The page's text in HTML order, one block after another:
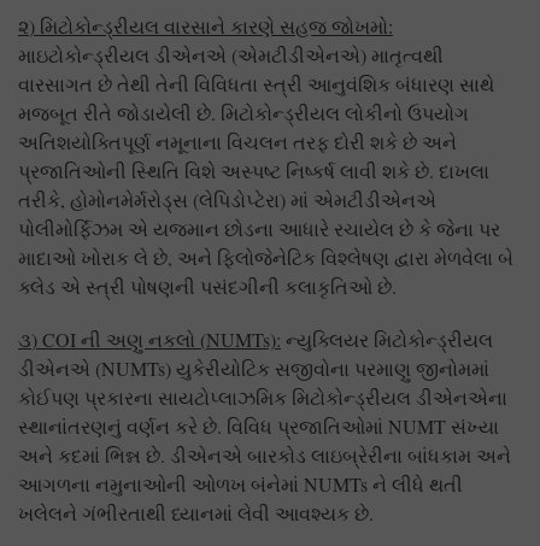
૨) મિટોકોન્ડ્રીયલ વારસાને કારણે સહજ જોખમો:
માઇટોકોન્ડ્રીયલ ડીએનએ (એમટીડીએનએ) માતૃત્વથી
વારસાગત છે તેથી તેની વિવિધતા સ્ત્રી આનુવંશિક બંધારણ સાથે
મજબૂત રીતે જોડાયેલી છે. મિટોકોન્ડ્રીયલ લોકીનો ઉપયોગ
અતિશયોક્તિપૂર્ણ નમૂનાના વિચલન તરફ દોરી શકે છે અને
પ્રજાતિઓની સ્થિતિ વિશે અસ્પષ્ટ નિષ્કર્ષ લાવી શકે છે. દાખલા
તરીકે, હોમોનમેર્મરોડ્સ (લેપિડોપ્ટેરા) માં એમટીડીએનએ
પોલીમોર્ફિઝમ એ યજમાન છોડના આધારે રચાયેલ છે કે જેના પર
માદાઓ ખોરાક લે છે, અને ફિલોજેનેટિક વિશ્લેષણ દ્વારા મેળવેલા બે
ક્લેડ એ સ્ત્રી પોષણની પસંદગીની કલાકૃતિઓ છે.
૩) COI ની અણુ નકલો (NUMTs): ન્યુક્લિયર મિટોકોન્ડ્રીયલ
ડીએનએ (NUMTs) યુકેરીયોટિક સજીવોના પરમાણુ જીનોમમાં
કોઈપણ પ્રકારના સાયટોપ્લાઝમિક મિટોકોન્ડ્રીયલ ડીએનએના
સ્થાનાંતરણનું વર્ણન કરે છે. વિવિધ પ્રજાતિઓમાં NUMT સંખ્યા
અને કદમાં ભિન્ન છે. ડીએનએ બારકોડ લાઇબ્રેરીના બાંધકામ અને
આગળના નમુનાઓની ઓળખ બંનેમાં NUMTs ને લીધે થતી
ખલેલને ગંભીરતાથી ધ્યાનમાં લેવી આવશ્યક છે.